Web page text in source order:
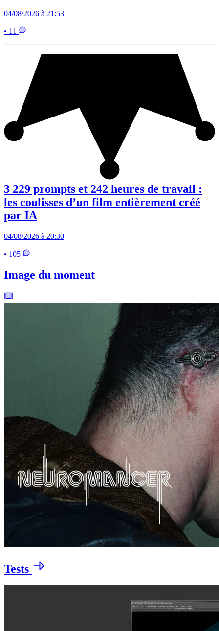
04/08/2026 à 21:53
• 11
3 229 prompts et 242 heures de travail :
les coulisses d’un film entièrement créé
par IA
04/08/2026 à 20:30
• 105
Image du moment
Tests